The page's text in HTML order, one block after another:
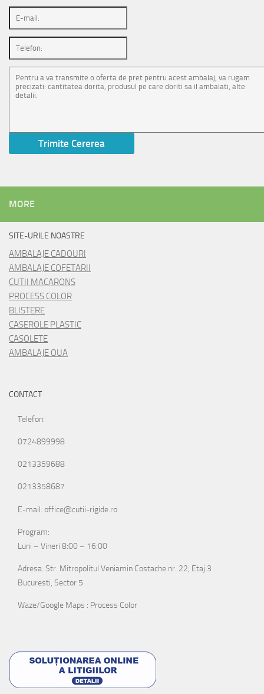
MORE
SITE-URILE NOASTRE
AMBALAJE CADOURI
AMBALAJE COFETARII
CUTII MACARONS
PROCESS COLOR
BLISTERE
CASEROLE PLASTIC
CASOLETE
AMBALAJE OUA
CONTACT
Telefon:
0724899998
0213359688
0213358687
E-mail: office@cutii-rigide.ro
Program:
Luni – Vineri 8:00 – 16:00
Adresa: Str. Mitropolitul Veniamin Costache nr. 22, Etaj 3
Bucuresti, Sector 5
Waze/Google Maps : Process Color